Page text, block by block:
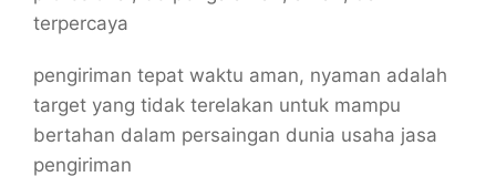
terpercaya
pengiriman tepat waktu aman, nyaman adalah
target yang tidak terelakan untuk mampu
bertahan dalam persaingan dunia usaha jasa
pengiriman